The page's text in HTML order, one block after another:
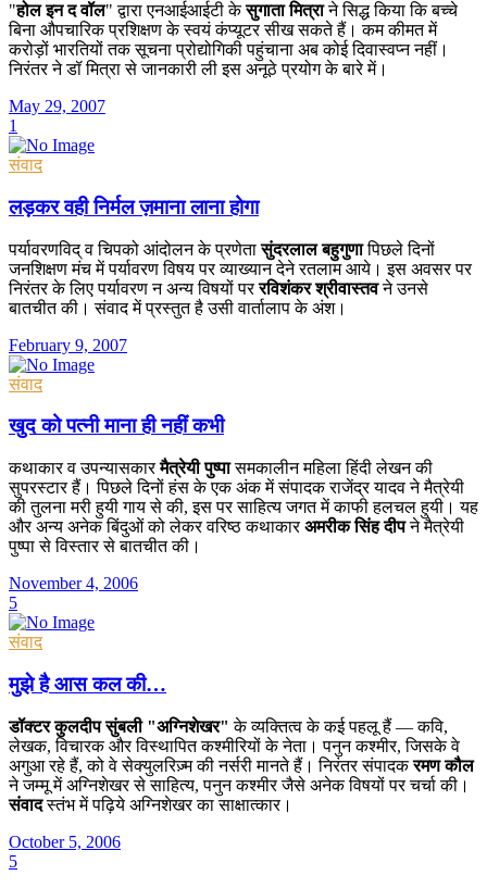
"होल इन द वॉल" द्वारा एनआईआईटी केसुगाता मित्राने सिद्ध किया कि बच्चे
बिना औपचारिक प्रशिक्षण के स्वयं कंप्यूटर सीख सकते हैं। कम कीमत में
करोड़ों भारतियों तक सूचना प्रोद्योगिकी पहुंचाना अब कोई दिवास्वप्न नहीं।
निरंतर ने डॉ मित्रा से जानकारी ली इस अनूठे प्रयोग के बारे में।
May 29, 2007
1
संवाद
लड़कर वही निर्मल ज़माना लाना होगा
पर्यावरणविद् व चिपको आंदोलन के प्रणेतासुंदरलाल बहुगुणापिछले दिनों
जनशिक्षण मंच में पर्यावरण विषय पर व्याख्यान देने रतलाम आये। इस अवसर पर
निरंतर के लिए पर्यावरण न अन्य विषयों पररविशंकर श्रीवास्तवने उनसे
बातचीत की। संवाद में प्रस्तुत है उसी वार्तालाप के अंश।
February 9, 2007
संवाद
खुद को पत्नी माना ही नहीं कभी
कथाकार व उपन्यासकारमैत्रेयी पुष्पासमकालीन महिला हिंदी लेखन की
सुपरस्टार हैं। पिछले दिनों हंस के एक अंक में संपादक राजेंद्र यादव ने मैत्रेयी
की तुलना मरी हुयी गाय से की, इस पर साहित्य जगत में काफी हलचल हुयी। यह
और अन्य अनेक बिंदुओं को लेकर वरिष्ठ कथाकारअमरीक सिंह दीपने मैत्रेयी
पुष्पा से विस्तार से बातचीत की।
November 4, 2006
5
संवाद
मुझे है आस कल की…
डॉक्टर कुलदीप सुंबली "अग्निशेखर" के व्यक्तित्व के कई पहलू हैं — कवि,
लेखक, विचारक और विस्थापित कश्मीरियों के नेता। पनुन कश्मीर, जिसके वे
अगुआ रहे हैं, को वे सेक्युलरिज़्म की नर्सरी मानते हैं। निरंतर संपादकरमण कौल
ने जम्मू में अग्निशेखर से साहित्य, पनुन कश्मीर जैसे अनेक विषयों पर चर्चा की।
संवादस्तंभ में पढ़िये अग्निशेखर का साक्षात्कार।
October 5, 2006
5